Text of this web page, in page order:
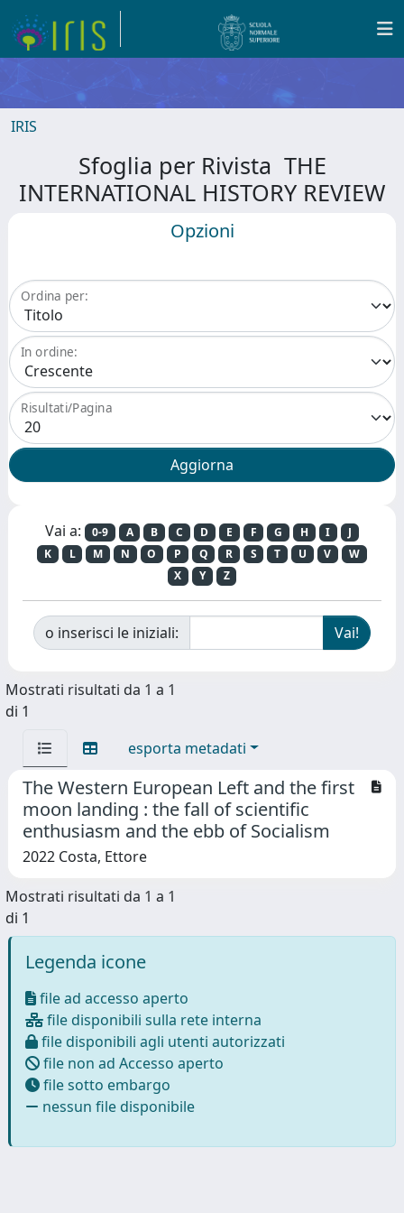
IRIS
Sfoglia per Rivista THE
INTERNATIONAL HISTORY REVIEW
Opzioni
Ordina per:
In ordine:
Risultati/Pagina
Vai a: 0-9 A B C D E F G H I
J
K
L M N O P Q R S T U V
W
X
Y Z
o inserisci le iniziali:
Mostrati risultati da 1 a 1
di 1
esporta metadati
The Western European Left and the first
moon landing : the fall of scientific
enthusiasm and the ebb of Socialism
2022 Costa, Ettore
Mostrati risultati da 1 a 1
di 1
Legenda icone
file ad accesso aperto
file disponibili sulla rete interna
file disponibili agli utenti autorizzati
file non ad Accesso aperto
file sotto embargo
nessun file disponibile